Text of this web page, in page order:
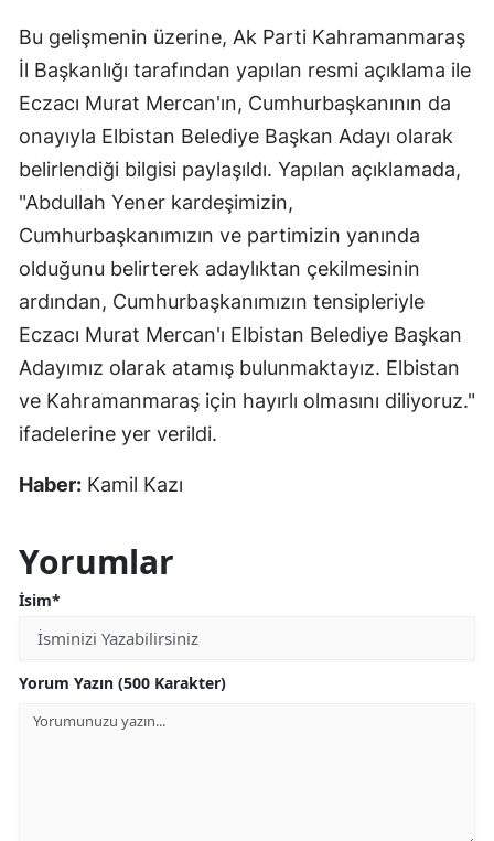
Bu gelişmenin üzerine, Ak Parti Kahramanmaraş
İl Başkanlığı tarafından yapılan resmi açıklama ile
Eczacı Murat Mercan'ın, Cumhurbaşkanının da
onayıyla Elbistan Belediye Başkan Adayı olarak
belirlendiği bilgisi paylaşıldı. Yapılan açıklamada,
"Abdullah Yener kardeşimizin,
Cumhurbaşkanımızın ve partimizin yanında
olduğunu belirterek adaylıktan çekilmesinin
ardından, Cumhurbaşkanımızın tensipleriyle
Eczacı Murat Mercan'ı Elbistan Belediye Başkan
Adayımız olarak atamış bulunmaktayız. Elbistan
ve Kahramanmaraş için hayırlı olmasını diliyoruz."
ifadelerine yer verildi.
Haber: Kamil Kazı
Yorumlar
İsim*
Yorum Yazın (500 Karakter)